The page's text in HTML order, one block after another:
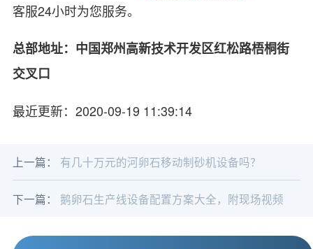
客服24小时为您服务。
总部地址：中国郑州高新技术开发区红松路梧桐街
交叉口
最近更新：2020-09-19 11:39:14
上一篇： 有几十万元的河卵石移动制砂机设备吗？
下一篇： 鹅卵石生产线设备配置方案大全，附现场视频